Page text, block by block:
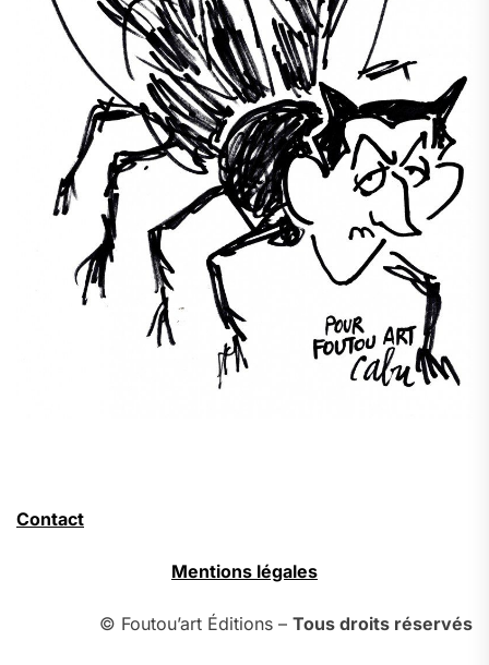
Contact
Mentions légales
© Foutou’art Éditions – Tous droits réservés